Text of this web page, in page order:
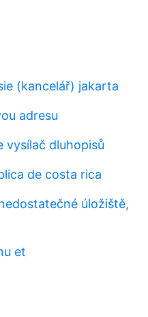
(kancelář) jakarta
adresu
vysílač dluhopisů
de costa rica
úložiště,
et